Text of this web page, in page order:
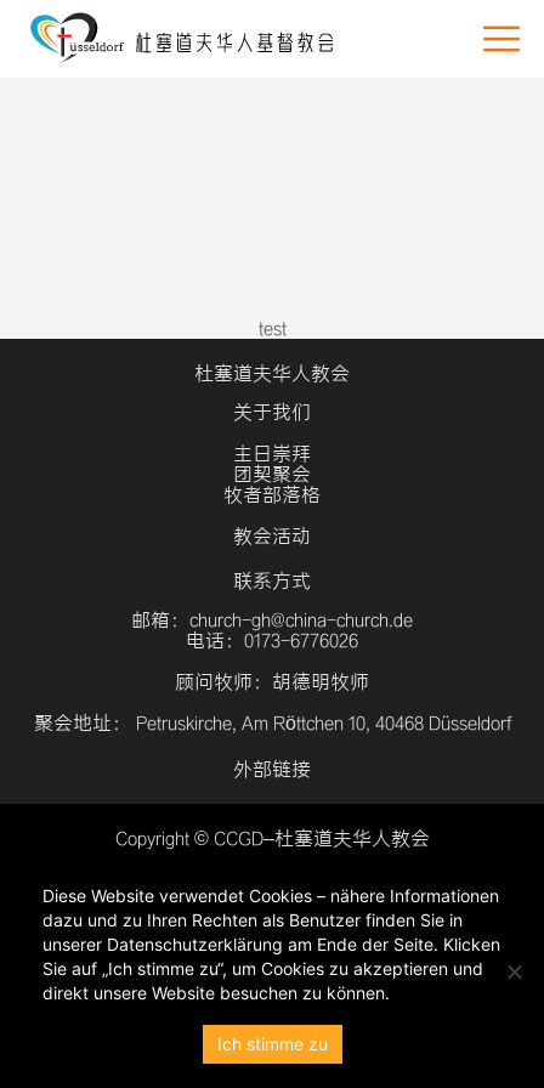
test
杜塞道夫华人教会
关于我们
主日崇拜
团契聚会
牧者部落格
教会活动
联系方式
邮箱：church-gh@china-church.de
电话：0173-6776026
顾问牧师：胡德明牧师
聚会地址： Petruskirche, Am Röttchen 10, 40468 Düsseldorf
外部链接
Copyright © CCGD–杜塞道夫华人教会
隐私政策
Diese Website verwendet Cookies – nähere Informationen
dazu und zu Ihren Rechten als Benutzer finden Sie in
unserer Datenschutzerklärung am Ende der Seite. Klicken
Sie auf „Ich stimme zu“, um Cookies zu akzeptieren und
direkt unsere Website besuchen zu können.
Ich stimme zu